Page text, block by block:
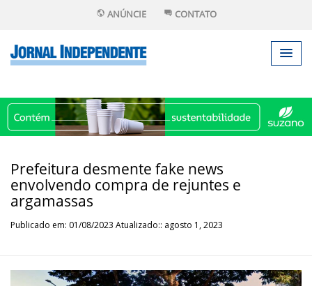
ANÚNCIE CONTATO
Prefeitura desmente fake news
envolvendo compra de rejuntes e
argamassas
Publicado em: 01/08/2023 Atualizado:: agosto 1, 2023